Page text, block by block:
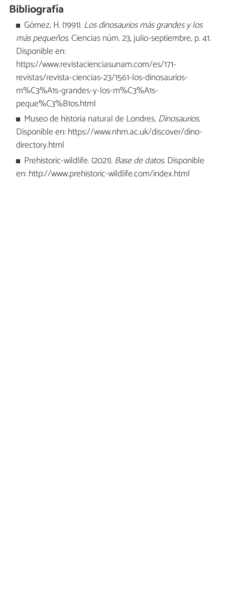
Bibliografía
Gómez, H. (1991). Los dinosaurios más grandes y los
más pequeños. Ciencias núm. 23, julio-septiembre, p. 41.
Disponible en:
https://www.revistacienciasunam.com/es/171-
revistas/revista-ciencias-23/1561-los-dinosaurios-
m%C3%A1s-grandes-y-los-m%C3%A1s-
peque%C3%B1os.html
Museo de historia natural de Londres. Dinosaurios.
Disponible en: https://www.nhm.ac.uk/discover/dino-
directory.html
Prehistoric-wildlife. (2021). Base de datos. Disponible
en: http://www.prehistoric-wildlife.com/index.html